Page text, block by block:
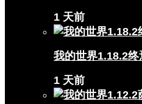
1 天前
我的世界1.18.2
1 天前